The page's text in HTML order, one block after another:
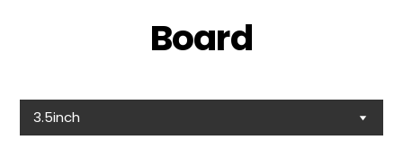
Board
3.5inch